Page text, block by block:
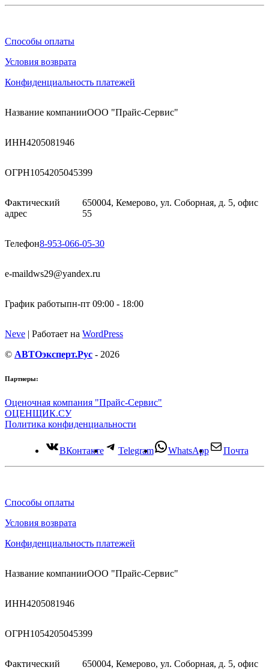
Способы оплаты
Условия возврата
Конфиденциальность платежей
Название компанииООО "Прайс-Сервис"
ИНН4205081946
ОГРН1054205045399
Фактический
адрес
650004, Кемерово, ул. Соборная, д. 5, офис
55
Телефон8-953-066-05-30
e-maildws29@yandex.ru
График работыпн-пт 09:00 - 18:00
Neve | Работает на WordPress
© АВТОэксперт.Рус - 2026
Партнеры:
Оценочная компания "Прайс-Сервис"
ОЦЕНЩИК.СУ
Политика конфиденциальности
ВКонтакте Telegram WhatsApp Почта
Способы оплаты
Условия возврата
Конфиденциальность платежей
Название компанииООО "Прайс-Сервис"
ИНН4205081946
ОГРН1054205045399
Фактический
650004, Кемерово, ул. Соборная, д. 5, офис